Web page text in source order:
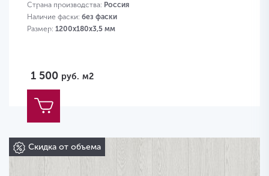
Страна производства: Россия
Наличие фаски: без фаски
Размер: 1200х180х3,5 мм
1 500 руб. м2
Скидка от объема